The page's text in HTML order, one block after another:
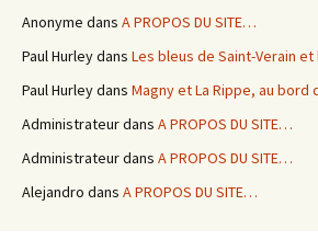
Anonyme dans A PROPOS DU SITE…
Paul Hurleydans Les bleus de Saint-Verain
Paul Hurleydans Magny et La Rippe, au bord
Administrateurdans A PROPOS DU SITE…
Administrateurdans A PROPOS DU SITE…
Alejandro dans A PROPOS DU SITE…